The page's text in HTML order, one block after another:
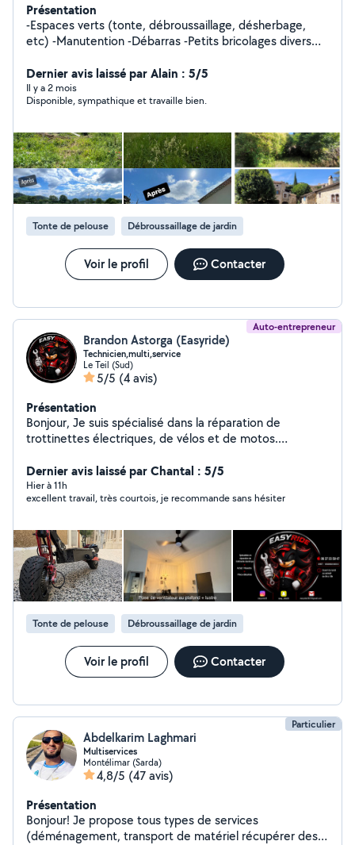
Présentation
-Espaces verts (tonte, débroussaillage, désherbage,
etc) -Manutention -Débarras -Petits bricolages divers
Dernier avis laissé par Alain : 5/5
Il y a 2 mois
Disponible, sympathique et travaille bien.
Tonte de pelouse Débroussaillage de jardin
Voir le profil Contacter
Auto-entrepreneur
Brandon Astorga (Easyride)
Technicien,multi,service
Le Teil (Sud)
5/5 (4 avis)
Présentation
Bonjour, Je suis spécialisé dans la réparation de
trottinettes électriques, de vélos et de motos.
verts : élagage, taille de haies, coupe et abattage
d'arbres, ainsi que divers travaux d'aménagement
extérieur. N'hésitez pas à me contacter pour tout
Intervention rapide et travail soigné.
Dernier avis laissé par Chantal : 5/5
Hier à 11h
excellent travail, très courtois, je recommande sans hésiter
Tonte de pelouse Débroussaillage de jardin
Voir le profil Contacter
Particulier
Abdelkarim Laghmari
Multiservices
Montélimar (Sarda)
4,8/5 (47 avis)
Présentation
Bonjour! Je propose tous types de services
(déménagement, transport de matériel récupérer des